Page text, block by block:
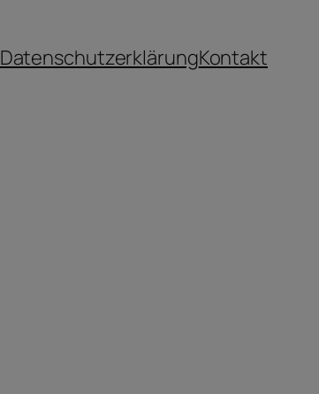
DatenschutzerklärungKontakt